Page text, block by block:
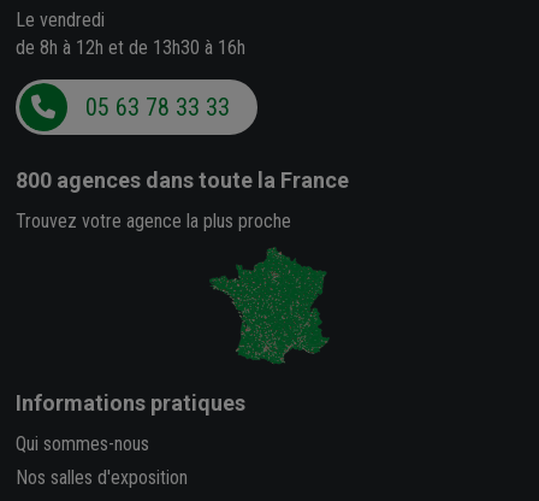
Le vendredi
de 8h à 12h et de 13h30 à 16h
05 63 78 33 33
800 agences dans toute la France
Trouvez votre agence la plus proche
Informations pratiques
Qui sommes-nous
Nos salles d'exposition